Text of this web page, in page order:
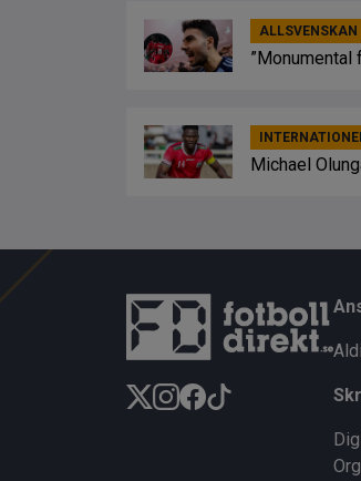
ALLSVENSKAN
”Monumental
Michael